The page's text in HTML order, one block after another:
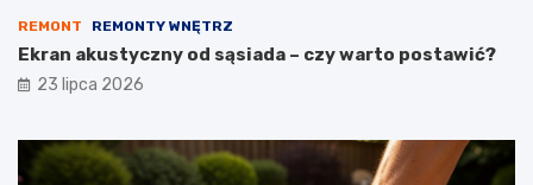
REMONT REMONTY WNĘTRZ
Ekran akustyczny od sąsiada – czy warto postawić?
23 lipca 2026